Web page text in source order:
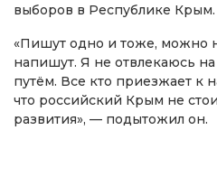
выборов в Республике Крым.
«Пишут одно и тоже, можно
напишут. Я не отвлекаюсь
путём. Все кто приезжает к
что российский Крым не
развития», — подытожил он.